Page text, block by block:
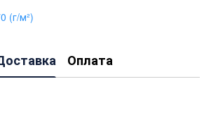
(г/м²)
Оплата